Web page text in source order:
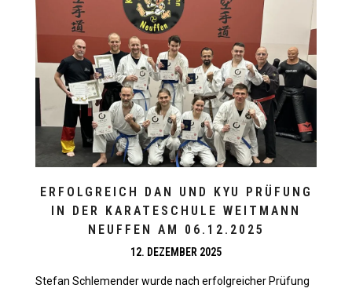
ERFOLGREICH DAN UND KYU PRÜFUNG
IN DER KARATESCHULE WEITMANN
NEUFFEN AM 06.12.2025
12. DEZEMBER 2025
Stefan Schlemender wurde nach erfolgreicher Prüfung